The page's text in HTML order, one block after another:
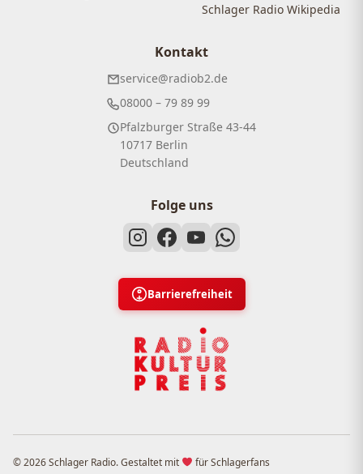
Schlager Radio Wikipedia
Kontakt
service@radiob2.de
08000 – 79 89 99
Pfalzburger Straße 43-44
10717 Berlin
Deutschland
Folge uns
Barrierefreiheit
© 2026 Schlager Radio. Gestaltet mit für Schlagerfans